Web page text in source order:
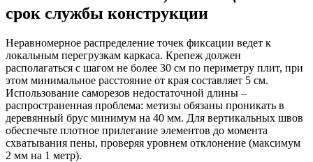
срок службы конструкции
Неравномерное распределение точек фиксации ведет к
локальным перегрузкам каркаса. Крепеж должен
располагаться с шагом не более 30 см по периметру плит, при
этом минимальное расстояние от края составляет 5 см.
Использование саморезов недостаточной длины –
распространенная проблема: метизы обязаны проникать в
деревянный брус минимум на 40 мм. Для вертикальных швов
обеспечьте плотное прилегание элементов до момента
схватывания пены, проверяя уровнем отклонение (максимум
2 мм на 1 метр).